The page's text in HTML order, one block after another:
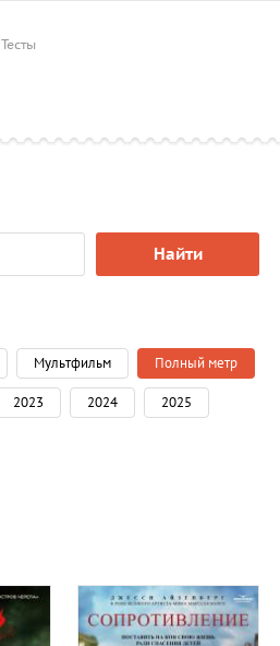
Тесты
Найти
Мультфильм Полный метр
2023 2024 2025